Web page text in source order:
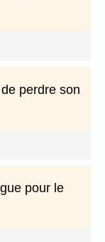
perdre son
pour le